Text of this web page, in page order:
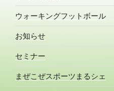
ウォーキングフットボール
お知らせ
セミナー
まぜこぜスポーツまるシェ